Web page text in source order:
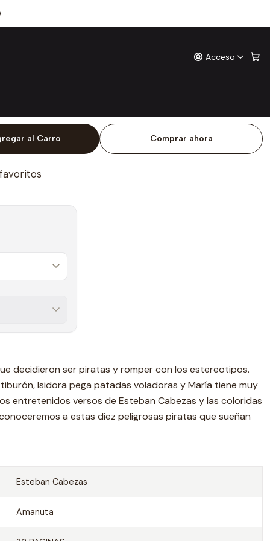
Acceso
al Carro Comprar ahora
decidieron ser piratas y romper con los estereotipos.
Isidora pega patadas voladoras y María tiene muy
entretenidos versos de Esteban Cabezas y las coloridas
a estas diez peligrosas piratas que sueñan
Esteban Cabezas
Amanuta